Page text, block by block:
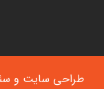
طراحی سایت و